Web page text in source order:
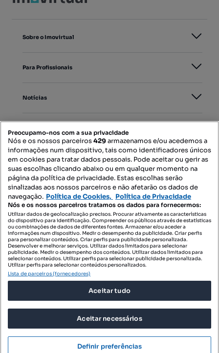
Sobre o Imovirtual
Para Profissionais
Notícias
Mapa do Site
Contacte-nos
SIGA-NOS:
DESCARREGAR NA:
© 2026 Imovirtual.com, OLX Portugal, S.A.
TERMOS DE UTILIZAÇÃO
POLÍTICA DE PRIVACIDADE
Preocupamo-nos com a sua privacidade
Nós e os nossos parceiros429armazenamos e/ou acedemos a
informações num dispositivo, tais como identificadores únicos
em cookies para tratar dados pessoais. Pode aceitar ou gerir as
suas escolhas clicando abaixo ou em qualquer momento na
página da política de privacidade. Estas escolhas serão
sinalizadas aos nossos parceiros e não afetarão os dados de
navegação. Política de Cookies, Política de Privacidade
Nós e os nossos parceiros tratamos os dados para fornecermos:
Utilizar dados de geolocalização precisos. Procurar ativamente as características
do dispositivo para identificação. Compreender os públicos através de estatísticas
ou combinações de dados de diferentes fontes. Armazenar e/ou aceder a
informações num dispositivo. Medir o desempenho da publicidade. Criar perfis
para personalizar conteúdos. Criar perfis para publicidade personalizada.
Desenvolver e melhorar serviços. Utilizar dados limitados para selecionar
publicidade. Medir o desempenho dos conteúdos. Utilizar dados limitados para
selecionar conteúdos. Utilizar perfis para selecionar publicidade personalizada.
Utilizar perfis para selecionar conteúdos personalizados.
Lista de parceiros (fornecedores)
Aceitar tudo
Aceitar necessários
Definir preferências